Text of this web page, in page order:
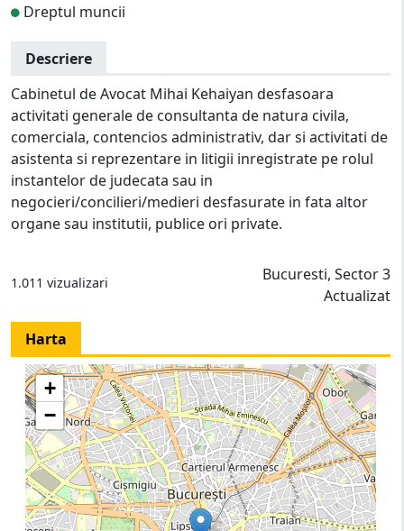
Dreptul muncii
Descriere
Cabinetul de Avocat Mihai Kehaiyan desfasoara
activitati generale de consultanta de natura civila,
comerciala, contencios administrativ, dar si activitati de
asistenta si reprezentare in litigii inregistrate pe rolul
instantelor de judecata sau in
negocieri/concilieri/medieri desfasurate in fata altor
organe sau institutii, publice ori private.
1.011 vizualizari
Bucuresti, Sector 3
Actualizat
Harta
+
−